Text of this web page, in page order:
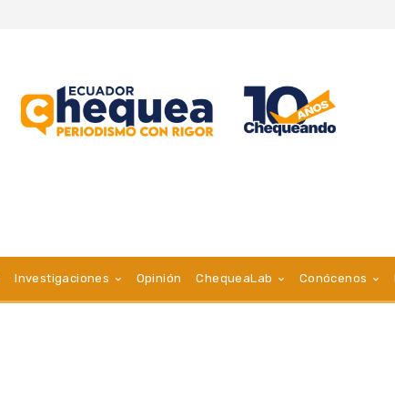
Investigaciones Opinión ChequeaLab Conócenos